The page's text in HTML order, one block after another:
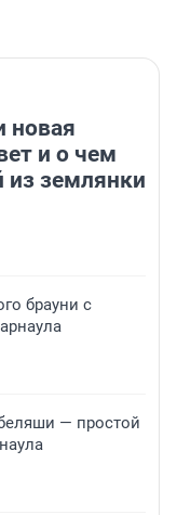
новая
и о чем
землянки
брауни с
— простой